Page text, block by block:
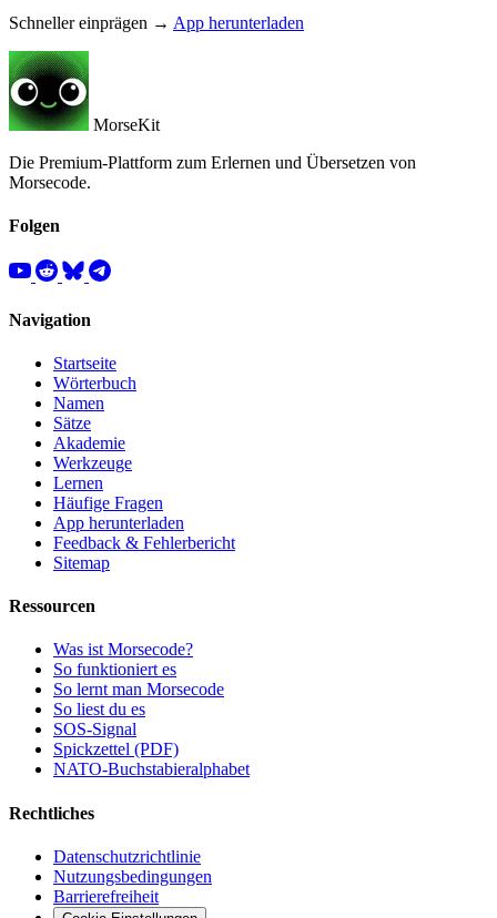
Schneller einprägen → App herunterladen
MorseKit
Die Premium-Plattform zum Erlernen und Übersetzen von
Morsecode.
Folgen
Navigation
Startseite
Wörterbuch
Namen
Sätze
Akademie
Werkzeuge
Lernen
Häufige Fragen
App herunterladen
Feedback & Fehlerbericht
Sitemap
Ressourcen
Was ist Morsecode?
So funktioniert es
So lernt man Morsecode
So liest du es
SOS-Signal
Spickzettel (PDF)
NATO-Buchstabieralphabet
Rechtliches
Datenschutzrichtlinie
Nutzungsbedingungen
Barrierefreiheit